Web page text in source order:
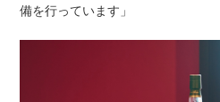
備を行っています」